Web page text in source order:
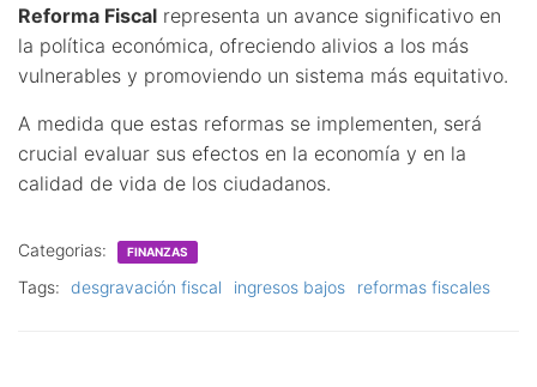
Reforma Fiscal representa un avance significativo en
la política económica, ofreciendo alivios a los más
vulnerables y promoviendo un sistema más equitativo.
A medida que estas reformas se implementen, será
crucial evaluar sus efectos en la economía y en la
calidad de vida de los ciudadanos.
Categorias: FINANZAS
Tags: desgravación fiscal ingresos bajos reformas fiscales